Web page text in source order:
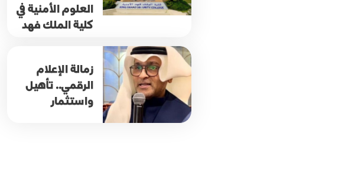
العلوم الأمنية في
كلية الملك فهد
زمالة الإعلام
الرقمي.. تأهيل
واستثمار